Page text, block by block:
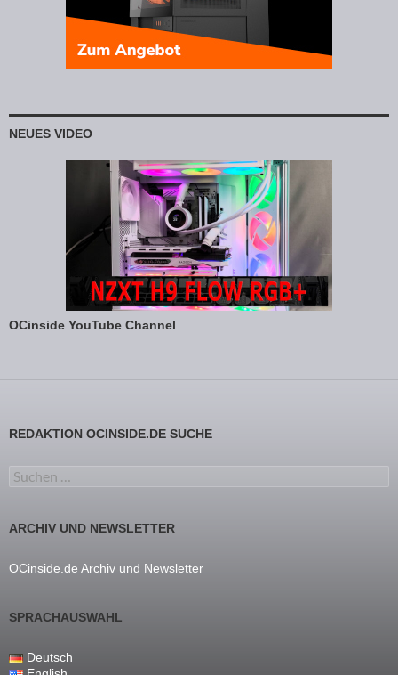
NEUES VIDEO
OCinside YouTube Channel
REDAKTION OCINSIDE.DE SUCHE
Suchen nach:
ARCHIV UND NEWSLETTER
OCinside.de Archiv und Newsletter
SPRACHAUSWAHL
Deutsch